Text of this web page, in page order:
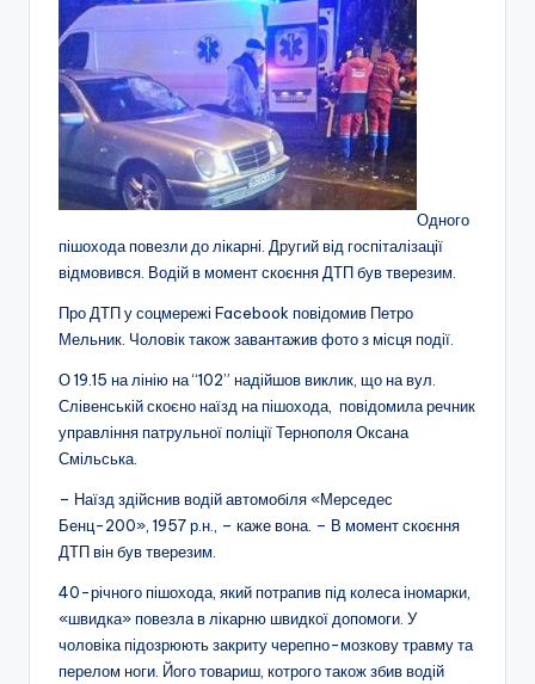
Одного
пішохода повезли до лікарні. Другий від госпіталізації
відмовився. Водій в момент скоєння ДТП був тверезим.
Про ДТП у соцмережі Facebook повідомив Петро
Мельник. Чоловік також завантажив фото з місця події.
О 19.15 на лінію на “102” надійшов виклик, що на вул.
Слівенській скоєно наїзд на пішохода, повідомила речник
управління патрульної поліції Тернополя Оксана
Смільська.
– Наїзд здійснив водій автомобіля «Мерседес
Бенц-200», 1957 р.н., – каже вона. – В момент скоєння
ДТП він був тверезим.
40-річного пішохода, який потрапив під колеса іномарки,
«швидка» повезла в лікарню швидкої допомоги. У
чоловіка підозрюють закриту черепно-мозкову травму та
перелом ноги. Його товариш, котрого також збив водій